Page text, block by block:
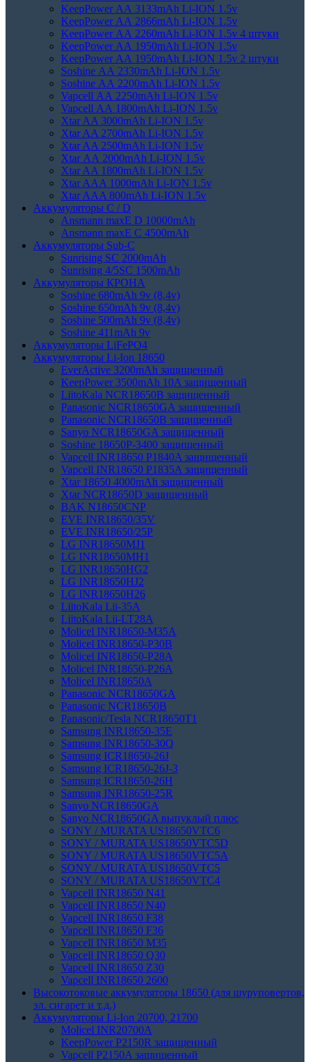
KeepPower АА 3133mAh Li-ION 1.5v
KeepPower АА 2866mAh Li-ION 1.5v
KeepPower АА 2260mAh Li-ION 1.5v 4 штуки
KeepPower АА 1950mAh Li-ION 1.5v
KeepPower АА 1950mAh Li-ION 1.5v 2 штуки
Soshine АА 2330mAh Li-ION 1.5v
Soshine АА 2200mAh Li-ION 1.5v
Vapcell АА 2250mAh Li-ION 1.5v
Vapcell АА 1800mAh Li-ION 1.5v
Xtar AA 3000mAh Li-ION 1.5v
Xtar AA 2700mAh Li-ION 1.5v
Xtar AA 2500mAh Li-ION 1.5v
Xtar АА 2000mAh Li-ION 1.5v
Xtar AA 1800mAh Li-ION 1.5v
Xtar AAA 1000mAh Li-ION 1.5v
Xtar AAA 800mAh Li-ION 1.5v
Аккумуляторы C / D
Ansmann maxE D 10000mAh
Ansmann maxE С 4500mAh
Аккумуляторы Sub-C
Sunrising SC 2000mAh
Sunrising 4/5SC 1500mAh
Аккумуляторы КРОНА
Soshine 680mAh 9v (8,4v)
Soshine 650mAh 9v (8,4v)
Soshine 500mAh 9v (8,4v)
Soshine 411mAh 9v
Аккумуляторы LiFePO4
Аккумуляторы Li-Ion 18650
EverActive 3200mAh защищенный
KeepPower 3500mAh 10A защищенный
LiitoKala NCR18650B защищенный
Panasonic NCR18650GA защищенный
Panasonic NCR18650B защищенный
Sanyo NCR18650GA защищенный
Soshine 18650P-3400 защищенный
Vapcell INR18650 P1840A защищенный
Vapcell INR18650 P1835A защищенный
Xtar 18650 4000mAh защищенный
Xtar NCR18650D защищенный
BAK N18650CNP
EVE INR18650/35V
EVE INR18650/25P
LG INR18650MJ1
LG INR18650MH1
LG INR18650HG2
LG INR18650HJ2
LG INR18650H26
LiitoKala Lii-35A
LiitoKala Lii-LT28A
Molicel INR18650-M35A
Molicel INR18650-P30B
Molicel INR18650-P28A
Molicel INR18650-P26A
Molicel INR18650A
Panasonic NCR18650GA
Panasonic NCR18650B
Panasonic/Tesla NCR18650T1
Samsung INR18650-35E
Samsung INR18650-30Q
Samsung ICR18650-26J
Samsung ICR18650-26J-3
Samsung ICR18650-26H
Samsung INR18650-25R
Sanyo NCR18650GA
Sanyo NCR18650GA выпуклый плюс
SONY / MURATA US18650VTC6
SONY / MURATA US18650VTC5D
SONY / MURATA US18650VTC5А
SONY / MURATA US18650VTC5
SONY / MURATA US18650VTC4
Vapcell INR18650 N41
Vapcell INR18650 N40
Vapcell INR18650 F38
Vapcell INR18650 F36
Vapcell INR18650 M35
Vapcell INR18650 Q30
Vapcell INR18650 Z30
Vapcell INR18650 2600
Высокотоковые аккумуляторы 18650 (для шуруповертов,
эл. сигарет и т.д.)
Аккумуляторы Li-Ion 20700, 21700
Molicel INR20700A
KeepPower P2150R защищенный
Vapcell P2150A защищенный